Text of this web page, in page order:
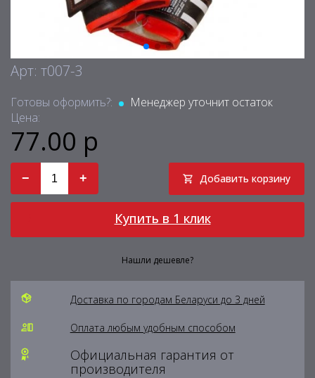
Арт: т007-3
Готовы оформить?:
Менеджер уточнит остаток
Цена:
77.00 р
− + Добавить корзину
Купить в 1 клик
Нашли дешевле?
Доставка по городам Беларуси до 3 дней
Оплата любым удобным способом
Официальная гарантия от
производителя